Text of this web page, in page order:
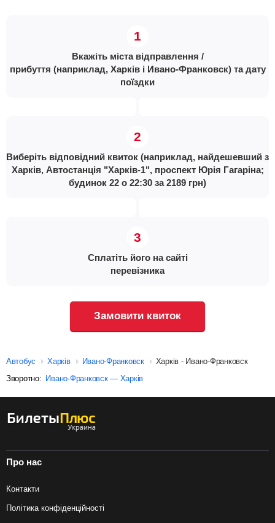
Вкажіть міста відправлення /
прибуття (наприклад, Харків і Ивано-Франковск) та дату
поїздки
Виберіть відповідний квиток (наприклад, найдешевший з
Харків, Автостанція "Харків-1", проспект Юрія Гагаріна;
будинок 22 о 22:30 за 2189 грн)
Сплатіть його на сайті
перевізника
Замовити квиток
Автобус Харків Ивано-Франковск
Харків - Ивано-Франковск
Зворотно: Ивано-Франковск — Харків
Про нас
Контакти
Політика конфіденційності